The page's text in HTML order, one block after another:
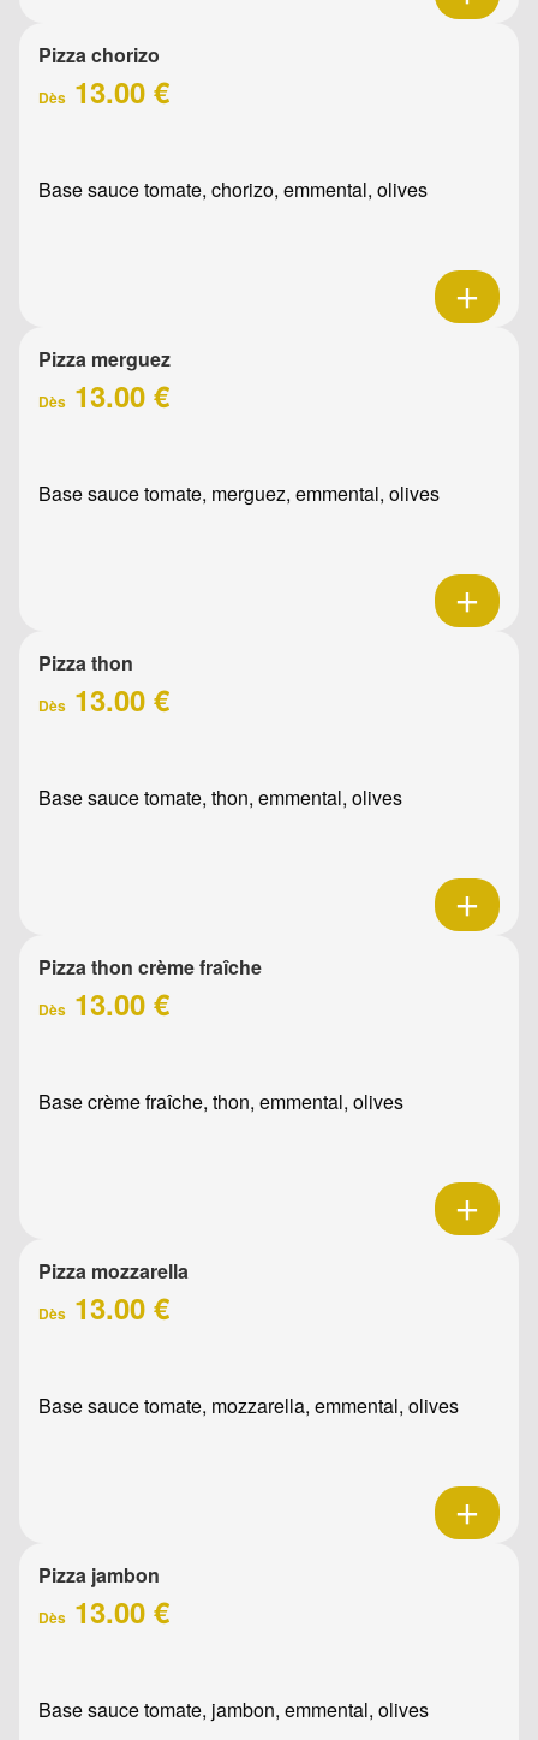
Pizza chorizo
Dès 13.00 €
Base sauce tomate, chorizo, emmental, olives
Pizza merguez
Dès 13.00 €
Base sauce tomate, merguez, emmental, olives
Pizza thon
Dès 13.00 €
Base sauce tomate, thon, emmental, olives
Pizza thon crème fraîche
Dès 13.00 €
Base crème fraîche, thon, emmental, olives
Pizza mozzarella
Dès 13.00 €
Base sauce tomate, mozzarella, emmental, olives
Pizza jambon
Dès 13.00 €
Base sauce tomate, jambon, emmental, olives